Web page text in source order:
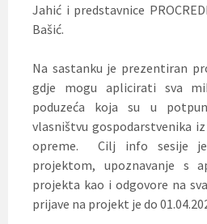
Jahić i predstavnice
Bašić.
Na sastanku je prezentiran
gdje mogu aplicirati sva
poduzeća koja su u
vlasništvu gospodarstvenika
opreme. Cilj info sesije
projektom, upoznavanje s
projekta kao i odgovore na
prijave na projekt je do